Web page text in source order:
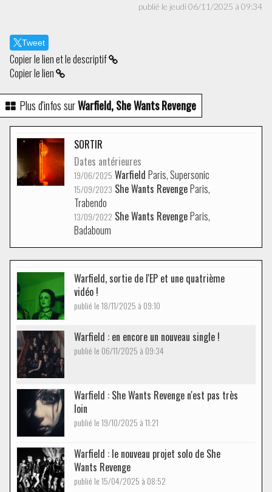
publié le jeudi 06/11/2025 à 09:34
Tweet
Copier le lien et le descriptif
Copier le lien
Plus d'infos surWarfield, She Wants Revenge
SORTIR
Dates antérieures
19/06/2025 Warfield Paris, Supersonic
15/09/2023 She Wants RevengeParis,
Trabendo
13/09/2022 She Wants RevengeParis,
Badaboum
Warfield, sortie de l'EP et une quatrième
vidéo !
publié le 18/11/2025 à 09:10
Warfield : en encore un nouveau single !
publié le 06/11/2025 à 09:34
Warfield : She Wants Revenge n'est pas très
loin
publié le 19/10/2025 à 11:21
Warfield : le nouveau projet solo de She
Wants Revenge
publié le 15/04/2025 à 08:52